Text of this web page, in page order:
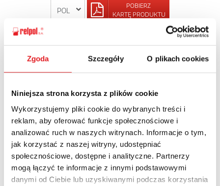
Zgoda Szczegóły O plikach cookies
Niniejsza strona korzysta z plików cookie
Wykorzystujemy pliki cookie do wybranych treści i
reklam, aby oferować funkcje społecznościowe i
analizować ruch w naszych witrynach. Informacje o tym,
jak korzystać z naszej witryny, udostępniać
społecznościowe, dostępne i analityczne. Partnerzy
mogą łączyć te informacje z innymi podstawowymi
danymi od Ciebie lub uzyskiwanymi podczas korzystania
POBIERZ
KARTĘ PRODUKTU
POWRÓT
Zapytaj o szczegóły oferty
Imię i nazwisko: *
Adres e-mail: *